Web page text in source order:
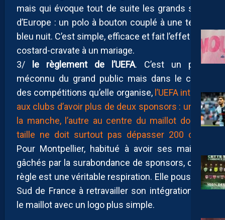
mais qui évoque tout de suite les grands soirs
d’Europe : un polo à bouton couplé à une teinte
bleu nuit. C’est simple, efficace et fait l’effet d’un
costard-cravate à un mariage.
3/ le règlement de l’UEFA. C’est un point
méconnu du grand public mais dans le cadre
des compétitions qu’elle organise, l’UEFA interdit
aux clubs d’avoir plus de deux sponsors : un sur
la manche, l’autre au centre du maillot dont la
taille ne doit surtout pas dépasser 200 cm2
Pour Montpellier, habitué à avoir ses maillots
gâchés par la surabondance de sponsors, cette
règle est une véritable respiration. Elle poussera
Sud de France à retravailler son intégration sur
le maillot avec un logo plus simple.